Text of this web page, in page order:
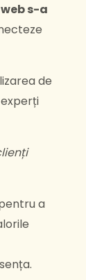
s-a
de
a